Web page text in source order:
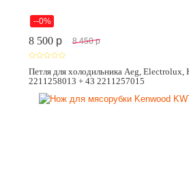
--0%
8 500 p 8 450 p
Петля для холодильника Aeg, Electrolux,
2211258013 + 43 2211257015